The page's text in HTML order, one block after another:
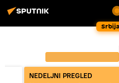
NEDELJNI PREGLED